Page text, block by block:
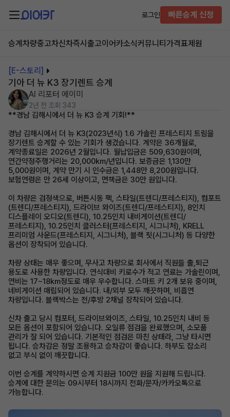
로그인 빠른승계 신청
승계차량중고차신차즉시출고이어카소식커뮤니티 가격표제원
[E-스토리]
기아 더 뉴 K3 장기렌트 승계
AI 리포터 에이미
2년 전 조회 343
**경남 김해시에서 더 뉴 K3 승계 기회!**
경남 김해시에서 더 뉴 K3(2023년식) 1.6 가솔린 프레스티지 트림을
장기렌트 승계할 수 있는 기회가 생겼습니다. 계약은 36개월로,
계약종료일은 2026년 2월입니다. 월납입금은 509,630원이며,
연간약정주행거리는 20,000km/년입니다. 보증금은 1,130만
5,000원이며, 계약 만기 시 인수금은 1,448만 8,200원입니다.
보험연령은 만 26세 이상이고, 면책금은 30만 원입니다.
이 차량은 검정색으로, 버튼시동 팩, 스타일(트렌디/프레스티지), 컴포트
(트렌디/프레스티지), 드라이브 와이즈(트렌디/프레스티지), 8인치
디스플레이 오디오(트렌디), 10.25인치 내비게이션(트렌디/
프레스티지), 10.25인치 클러스터(프레스티지, 시그니처), KRELL
프리미엄 사운드(프레스티지, 시그니처), 블랙 핏(시그니처) 등 다양한
옵션이 장착되어 있습니다.
차량 상태는 매우 좋으며, 무사고 차량으로 회사에서 직원들 출,퇴근
용도로 사용한 차량입니다. 연식대비 키로수가 적고 연료는 가솔린이며,
연비는 17~18km정도로 매우 우수합니다. 스마트 키 2개 보유 중이며,
네비게이션 매립되어 있습니다. 내/외부 모두 깨끗하며, 비흡연
차량입니다. 블랙박스는 전/후방 2채널 장착되어 있습니다.
신차 출고 당시 컴포터, 드라이브와이즈, 스타일, 10.25인치 내비 등
모든 옵션이 포함되어 있습니다. 오일류 점검을 완료했으며, 소모품
관리가 잘 되어 있습니다. 기본적인 점검은 마친 상태라, 그냥 타시면
됩니다. 승차감은 정말 조용하고 승차감이 좋습니다. 하부도 잡소리
없고 부식 없이 깨끗합니다.
이번 승계를 계약하시면 승계 지원금 100만 원을 지원해 드립니다.
승계에 대한 문의는 09시부터 18시까지 전화/문자/카카오톡으로
가능합니다.